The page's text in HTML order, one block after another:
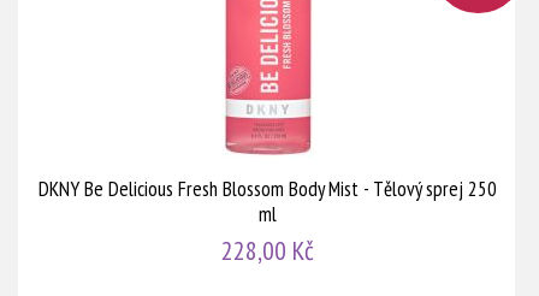
DKNY Be Delicious Fresh Blossom Body Mist - Tělový sprej 250
ml
228,00 Kč